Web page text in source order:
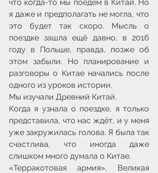
что когда-то мы поедем в Китай. Но
я даже и предполагать не могла, что
это будет так скоро. Мысль о
поездке зашла ещё давно, в 2016
году в Польше, правда, позже об
этом забыли. Но планирование и
разговоры о Китае начались после
одного из уроков истории.
Мы изучали Древний Китай.
Когда я узнала о поездке, я только
представила, что нас ждёт, и у меня
уже закружилась голова. Я была так
счастлива, что иногда даже
слишком много думала о Китае.
«Терракотовая армия», Великая